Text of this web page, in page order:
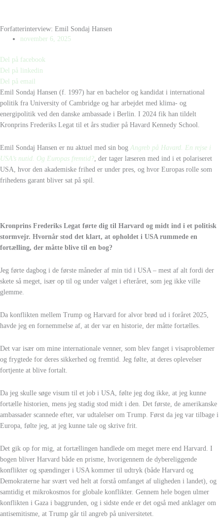
Forfatterinterview: Emil Sondaj Hansen
november 6, 2025
Del på facebook
Del på linkedin
Del på email
Emil Sondaj Hansen (f. 1997) har en bachelor og kandidat i international
politik fra University of Cambridge og har arbejdet med klima- og
energipolitik ved den danske ambassade i Berlin. I 2024 fik han tildelt
Kronprins Frederiks Legat til et års studier på Havard Kennedy School.
Emil Sondaj Hansen er nu aktuel med sin bog Angreb på Havard. En rejse i
USA’s nutid. Og Europas fremtid?, der tager læseren med ind i et polariseret
USA, hvor den akademiske frihed er under pres, og hvor Europas rolle som
frihedens garant bliver sat på spil.
Kronprins Frederiks Legat førte dig til Harvard og midt ind i et politisk
stormvejr. Hvornår stod det klart, at opholdet i USA rummede en
fortælling, der måtte blive til en bog?
Jeg førte dagbog i de første måneder af min tid i USA – mest af alt fordi der
skete så meget, især op til og under valget i efteråret, som jeg ikke ville
glemme.
Da konflikten mellem Trump og Harvard for alvor brød ud i foråret 2025,
havde jeg en fornemmelse af, at der var en historie, der måtte fortælles.
Det var især om mine internationale venner, som blev fanget i visaproblemer
og frygtede for deres sikkerhed og fremtid. Jeg følte, at deres oplevelser
fortjente at blive fortalt.
Da jeg skulle søge visum til et job i USA, følte jeg dog ikke, at jeg kunne
fortælle historien, mens jeg stadig stod midt i den. Det første, de amerikanske
ambassader scannede efter, var udtalelser om Trump. Først da jeg var tilbage i
Europa, følte jeg, at jeg kunne tale og skrive frit.
Det gik op for mig, at fortællingen handlede om meget mere end Harvard. I
bogen bliver Harvard både en prisme, hvorigennem de dybereliggende
konflikter og spændinger i USA kommer til udtryk (både Harvard og
Demokraterne har svært ved helt at forstå omfanget af uligheden i landet), og
samtidig et mikrokosmos for globale konflikter. Gennem hele bogen ulmer
konflikten i Gaza i baggrunden, og i sidste ende er det også med anklager om
antisemitisme, at Trump går til angreb på universitetet.